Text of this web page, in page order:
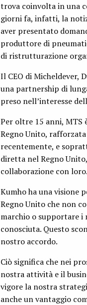
trova coinvolta in una
giorni fa, infatti, la
aver presentato
produttore di
di ristrutturazione
Il CEO di Micheldever,
una partnership di
preso nell’interesse
Per oltre 15 anni, MTS
Regno Unito,
recentemente, e
diretta nel Regno
collaborazione con loro.
Kumho ha una visione
Regno Unito che non
marchio o supportare
conosciuta. Questo
nostro accordo.
Ciò significa che nei
nostra attività e il
vigore la nostra
anche un vantaggio